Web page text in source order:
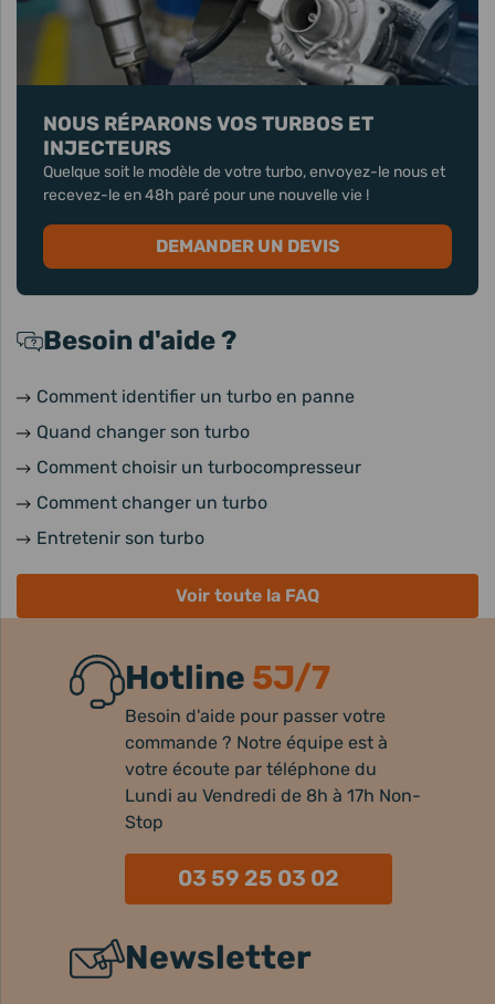
NOUS RÉPARONS VOS TURBOS ET
INJECTEURS
Quelque soit le modèle de votre turbo, envoyez-le nous et
recevez-le en 48h paré pour une nouvelle vie !
DEMANDER UN DEVIS
Besoin d'aide ?
Comment identifier un turbo en panne
Quand changer son turbo
Comment choisir un turbocompresseur
Comment changer un turbo
Entretenir son turbo
Voir toute la FAQ
Hotline 5J/7
Besoin d'aide pour passer votre
commande ? Notre équipe est à
votre écoute par téléphone du
Lundi au Vendredi de 8h à 17h Non-
Stop
03 59 25 03 02
Newsletter